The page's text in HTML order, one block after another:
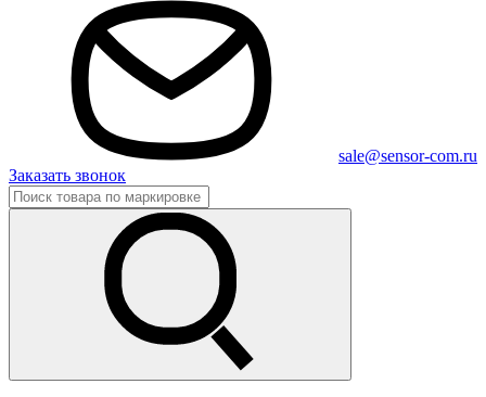
sale@sensor-com.ru
Заказать звонок